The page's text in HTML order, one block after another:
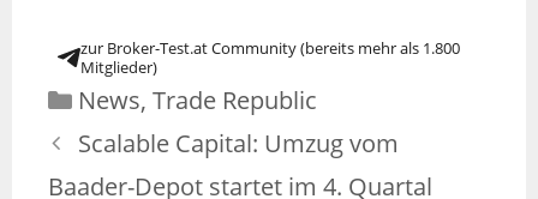
zur Broker-Test.at Community (bereits mehr als 1.800
Mitglieder)
News, Trade Republic
Scalable Capital: Umzug vom
Baader-Depot startet im 4. Quartal